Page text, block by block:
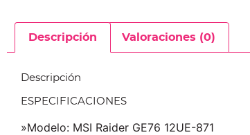
Descripción Valoraciones (0)
Descripción
ESPECIFICACIONES
»Modelo: MSI Raider GE76 12UE-871